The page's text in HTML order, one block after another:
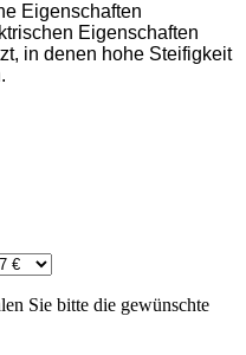
Eigenschaften
Eigenschaften
in denen hohe Steifigkeit
Sie bitte die gewünschte